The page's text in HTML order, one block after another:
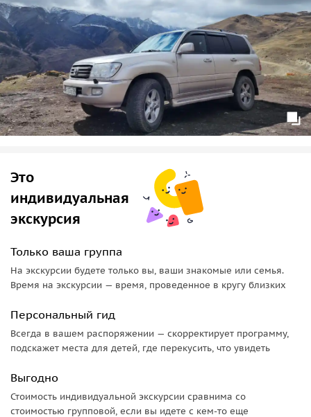
Это
индивидуальная
экскурсия
Только ваша группа
На экскурсии будете только вы, ваши знакомые или семья.
Время на экскурсии — время, проведенное в кругу близких
Персональный гид
Всегда в вашем распоряжении — скорректирует программу,
подскажет места для детей, где перекусить, что увидеть
Выгодно
Стоимость индивидуальной экскурсии сравнима со
стоимостью групповой, если вы идете с кем-то еще